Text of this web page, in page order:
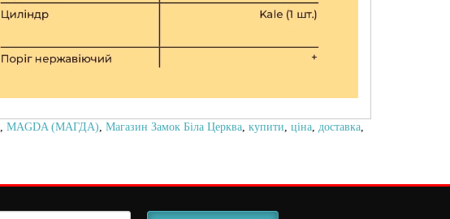
MAGDA (МАГДА) Магазин Замок Біла Церква купити ціна доставка